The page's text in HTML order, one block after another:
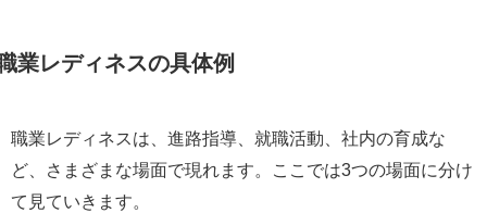
業レディネスの具体例
職業レディネスは、進路指導、就職活動、社内の育成な
ど、さまざまな場面で現れます。ここでは3つの場面に分け
て見ていきます。